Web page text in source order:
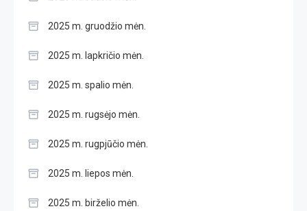
2025 m. gruodžio mėn.
2025 m. lapkričio mėn.
2025 m. spalio mėn.
2025 m. rugsėjo mėn.
2025 m. rugpjūčio mėn.
2025 m. liepos mėn.
2025 m. birželio mėn.